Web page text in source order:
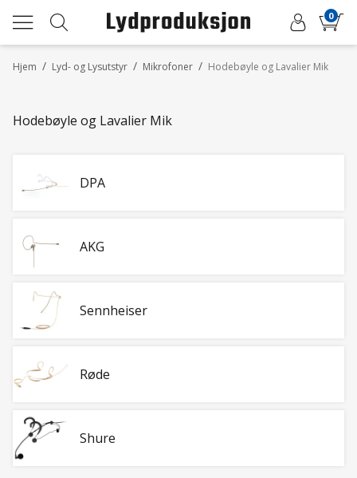
0
/
Hjem /
Lyd- og Lysutstyr /
Mikrofoner Hodebøyle og Lavalier Mik
Hodebøyle og Lavalier Mik
DPA
AKG
Sennheiser
Røde
Shure